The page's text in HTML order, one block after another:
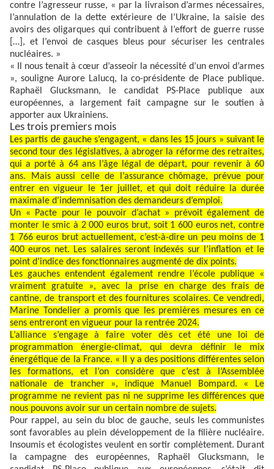
contre l’agresseur russe, « par la livraison d’armes nécessaires,
l’annulation de la dette extérieure de l’Ukraine, la saisie des
avoirs des oligarques qui contribuent à l’effort de guerre russe
[…], et l’envoi de casques bleus pour sécuriser les centrales
nucléaires. »
« Il nous tenait à cœur d’asseoir la nécessité d’un envoi d’armes
», souligne Aurore Lalucq, la co-présidente de Place publique.
Raphaël Glucksmann, le candidat PS-Place publique aux
européennes, a largement fait campagne sur le soutien à
apporter aux Ukrainiens.
Les trois premiers mois
Les partis de gauche s’engagent, « dans les 15 jours » suivant le
second tour des législatives, à abroger la réforme des retraites,
qui a porté à 64 ans l’âge légal de départ, pour revenir à 60
ans. Mais aussi celle de l’assurance chômage, prévue pour
entrer en vigueur le 1er juillet, et qui doit réduire la durée
maximale d’indemnisation des demandeurs d’emploi.
Un « Pacte pour le pouvoir d’achat » prévoit également de
monter le smic à 2 000 euros brut, soit 1 600 euros net, contre
1 766 euros brut actuellement, c’est-à-dire un peu moins de 1
400 euros net. Les salaires seront indexés sur l’inflation et le
point d’indice des fonctionnaires augmenté de dix points.
Les gauches entendent également rendre l’école publique «
vraiment gratuite », avec la prise en charge des frais de
cantine, de transport et des fournitures scolaires. Ce vendredi,
Marine Tondelier a promis que les premières mesures en ce
sens entreront en vigueur pour la rentrée 2024.
L’alliance s’engage à faire voter dès cet été une loi de
programmation énergie-climat, qui devra définir le mix
énergétique de la France. « Il y a des positions différentes selon
les formations, et l’on considère que c’est à l’Assemblée
nationale de trancher », indique Manuel Bompard. « Le
programme ne revient pas ni ne supprime les différences que
nous pouvons avoir sur un certain nombre de sujets.
Pour rappel, au sein du bloc de gauche, seuls les communistes
sont favorables au plein développement de la filière nucléaire.
Insoumis et écologistes veulent en sortir complètement. Durant
la campagne des européennes, Raphaël Glucksmann, le